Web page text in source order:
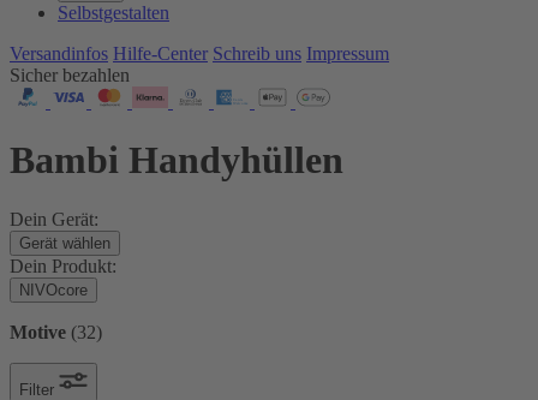
Selbstgestalten
Versandinfos Hilfe-Center Schreib uns Impressum
Sicher bezahlen
Bambi Handyhüllen
Dein Gerät:
Gerät wählen
Dein Produkt:
NIVOcore
Motive (32)
Filter